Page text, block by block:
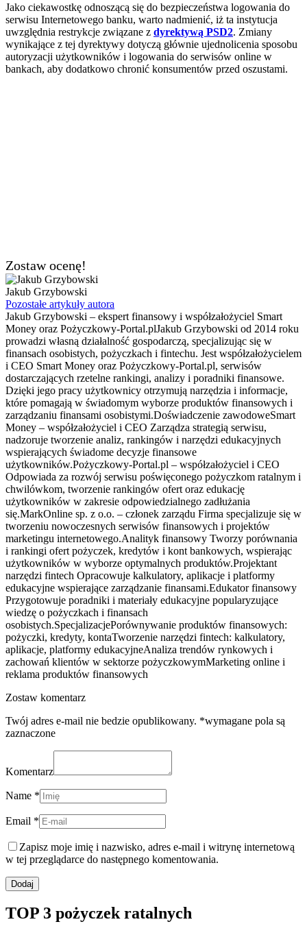
Jako ciekawostkę odnoszącą się do bezpieczeństwa logowania do
serwisu Internetowego banku, warto nadmienić, iż ta instytucja
uwzględnia restrykcje związane z dyrektywą PSD2. Zmiany
wynikające z tej dyrektywy dotyczą głównie ujednolicenia sposobu
autoryzacji użytkowników i logowania do serwisów online w
bankach, aby dodatkowo chronić konsumentów przed oszustami.
Zostaw ocenę!
Jakub Grzybowski
Pozostałe artykuły autora
Jakub Grzybowski – ekspert finansowy i współzałożyciel Smart
Money oraz Pożyczkowy-Portal.plJakub Grzybowski od 2014 roku
prowadzi własną działalność gospodarczą, specjalizując się w
finansach osobistych, pożyczkach i fintechu. Jest współzałożycielem
i CEO Smart Money oraz Pożyczkowy-Portal.pl, serwisów
dostarczających rzetelne rankingi, analizy i poradniki finansowe.
Dzięki jego pracy użytkownicy otrzymują narzędzia i informacje,
które pomagają w świadomym wyborze produktów finansowych i
zarządzaniu finansami osobistymi.Doświadczenie zawodoweSmart
Money – współzałożyciel i CEO Zarządza strategią serwisu,
nadzoruje tworzenie analiz, rankingów i narzędzi edukacyjnych
wspierających świadome decyzje finansowe
użytkowników.Pożyczkowy-Portal.pl – współzałożyciel i CEO
Odpowiada za rozwój serwisu poświęconego pożyczkom ratalnym i
chwilówkom, tworzenie rankingów ofert oraz edukację
użytkowników w zakresie odpowiedzialnego zadłużania
się.MarkOnline sp. z o.o. – członek zarządu Firma specjalizuje się w
tworzeniu nowoczesnych serwisów finansowych i projektów
marketingu internetowego.Analityk finansowy Tworzy porównania
i rankingi ofert pożyczek, kredytów i kont bankowych, wspierając
użytkowników w wyborze optymalnych produktów.Projektant
narzędzi fintech Opracowuje kalkulatory, aplikacje i platformy
edukacyjne wspierające zarządzanie finansami.Edukator finansowy
Przygotowuje poradniki i materiały edukacyjne popularyzujące
wiedzę o pożyczkach i finansach
osobistych.SpecjalizacjePorównywanie produktów finansowych:
pożyczki, kredyty, kontaTworzenie narzędzi fintech: kalkulatory,
aplikacje, platformy edukacyjneAnaliza trendów rynkowych i
zachowań klientów w sektorze pożyczkowymMarketing online i
reklama produktów finansowych
Zostaw komentarz
Twój adres e-mail nie bedzie opublikowany. *wymagane pola są
zaznaczone
Komentarz
Name *
Email *
Zapisz moje imię i nazwisko, adres e-mail i witrynę internetową
w tej przeglądarce do następnego komentowania.
TOP 3 pożyczek ratalnych